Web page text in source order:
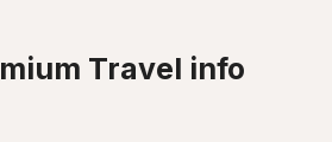
Travel info